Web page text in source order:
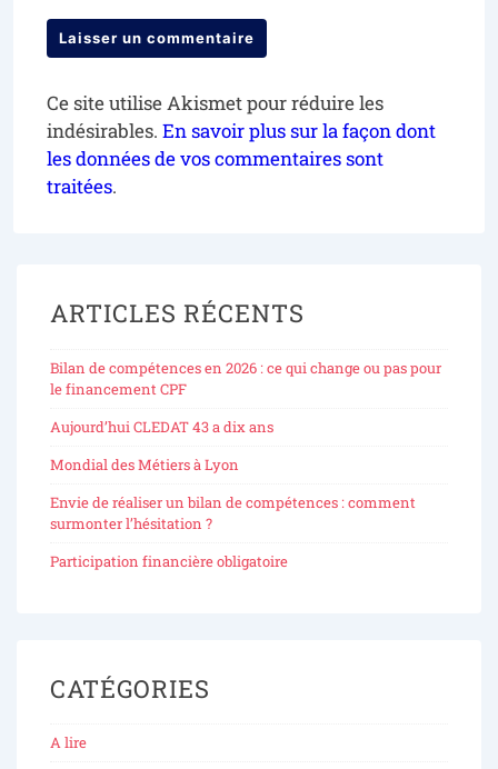
Ce site utilise Akismet pour réduire les
indésirables. En savoir plus sur la façon dont
les données de vos commentaires sont
traitées.
ARTICLES RÉCENTS
Bilan de compétences en 2026 : ce qui change ou pas pour
le financement CPF
Aujourd’hui CLEDAT 43 a dix ans
Mondial des Métiers à Lyon
Envie de réaliser un bilan de compétences : comment
surmonter l’hésitation ?
Participation financière obligatoire
CATÉGORIES
A lire